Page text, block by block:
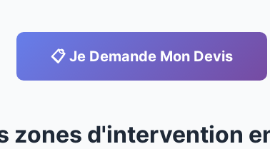
📋 Je Demande Mon Devis
d'intervention